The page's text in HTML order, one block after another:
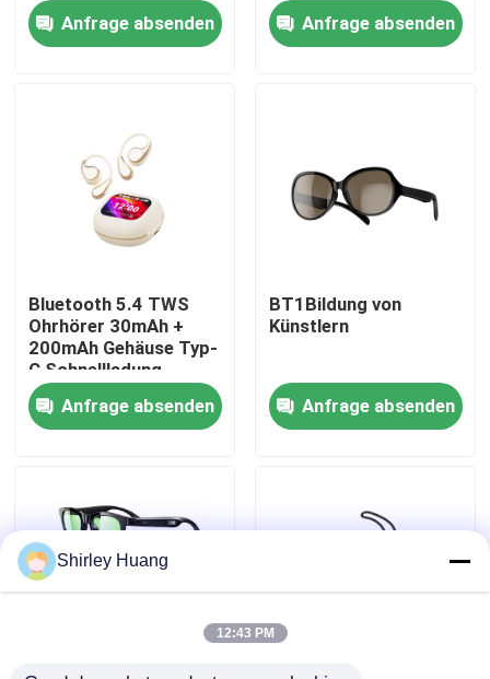
Zu Hause
Über uns
Werksbesichtigung
Qualitätskontrolle
Kontakt mit uns
Rechtssachen
Bitte um ein Angebot
Anfrage absenden
Anfrage absenden
Bluetooth 5.4 TWS
Ohrhörer 30mAh +
200mAh Gehäuse Typ-
C Schnellladung
Anfrage absenden
BT1Bildung von
Künstlern
Anfrage absenden
Shirley Huang
12:43 PM